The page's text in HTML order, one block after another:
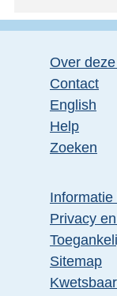
Over
Contact
English
Help
Zoeken
Privacy
Sitemap